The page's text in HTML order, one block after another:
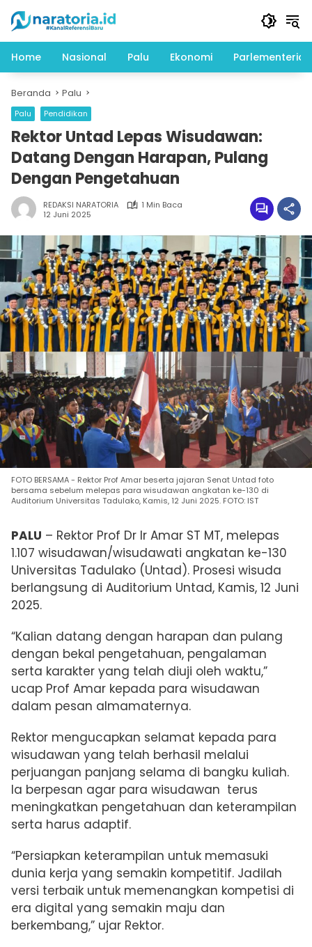
konten
Home
Nasional Palu Ekonomi Parlementeria
Beranda Palu
Palu Pendidikan
Rektor Untad Lepas Wisudawan:
Datang Dengan Harapan, Pulang
Dengan Pengetahuan
REDAKSI NARATORIA
1 Min Baca
12 Juni 2025
FOTO BERSAMA - Rektor Prof Amar beserta jajaran Senat Untad foto
bersama sebelum melepas para wisudawan angkatan ke-130 di
Auditorium Universitas Tadulako, Kamis, 12 Juni 2025. FOTO: IST
PALU – Rektor Prof Dr Ir Amar ST MT, melepas
1.107 wisudawan/wisudawati angkatan ke-130
Universitas Tadulako (Untad). Prosesi wisuda
berlangsung di Auditorium Untad, Kamis, 12 Juni
2025.
“Kalian datang dengan harapan dan pulang
dengan bekal pengetahuan, pengalaman
serta karakter yang telah diuji oleh waktu,”
ucap Prof Amar kepada para wisudawan
dalam pesan almamaternya.
Rektor mengucapkan selamat kepada para
wisudawan yang telah berhasil melalui
perjuangan panjang selama di bangku kuliah.
Ia berpesan agar para wisudawan terus
meningkatkan pengetahuan dan keterampilan
serta harus adaptif.
“Persiapkan keterampilan untuk memasuki
dunia kerja yang semakin kompetitif. Jadilah
versi terbaik untuk memenangkan kompetisi di
era digital yang semakin maju dan
berkembang,” ujar Rektor.